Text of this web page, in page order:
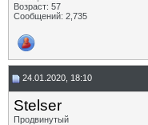
Возраст: 57
Сообщений: 2,735
24.01.2020, 18:10
Stelser
Продвинутый